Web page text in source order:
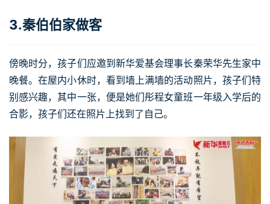
3.秦伯伯家做客
傍晚时分，孩子们应邀到新华爱基会理事长秦荣华先生家中
晚餐。在屋内小休时，看到墙上满墙的活动照片，孩子们特
别感兴趣，其中一张，便是她们彤程女童班一年级入学后的
合影，孩子们还在照片上找到了自己。